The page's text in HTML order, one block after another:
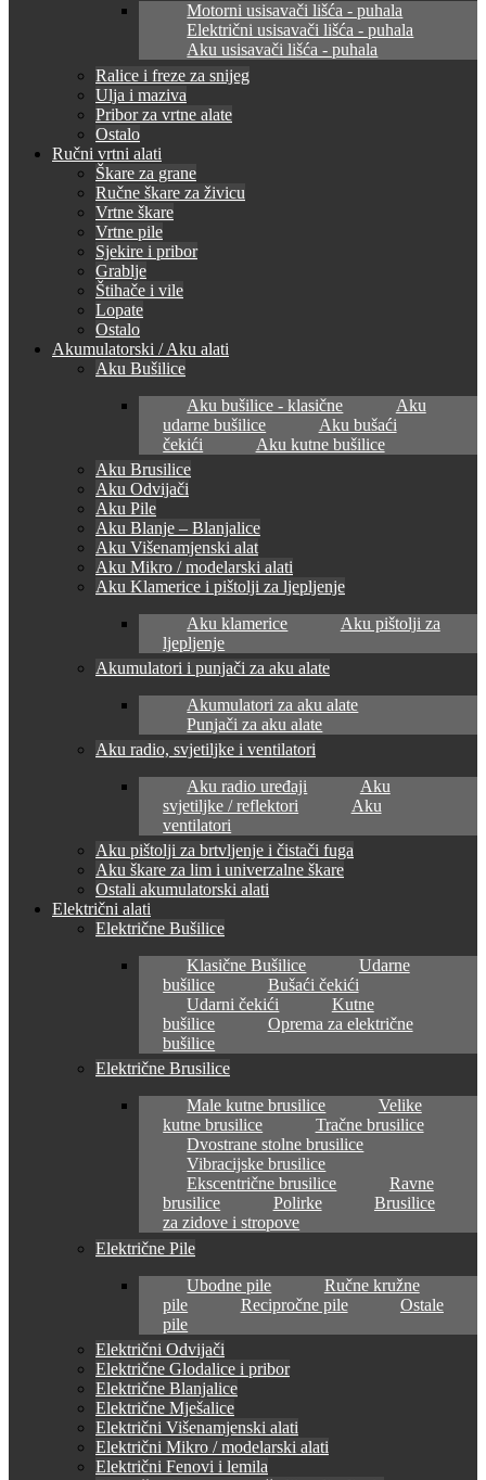
Motorni usisavači lišća - puhala
Električni usisavači lišća - puhala
Aku usisavači lišća - puhala
Ralice i freze za snijeg
Ulja i maziva
Pribor za vrtne alate
Ostalo
Ručni vrtni alati
Škare za grane
Ručne škare za živicu
Vrtne škare
Vrtne pile
Sjekire i pribor
Grablje
Štihače i vile
Lopate
Ostalo
Akumulatorski / Aku alati
Aku Bušilice
Aku bušilice - klasične
Aku
udarne bušilice
Aku bušaći
čekići
Aku kutne bušilice
Aku Brusilice
Aku Odvijači
Aku Pile
Aku Blanje – Blanjalice
Aku Višenamjenski alat
Aku Mikro / modelarski alati
Aku Klamerice i pištolji za ljepljenje
Aku klamerice
Aku pištolji za
ljepljenje
Akumulatori i punjači za aku alate
Akumulatori za aku alate
Punjači za aku alate
Aku radio, svjetiljke i ventilatori
Aku radio uređaji
Aku
svjetiljke / reflektori
Aku
ventilatori
Aku pištolji za brtvljenje i čistači fuga
Aku škare za lim i univerzalne škare
Ostali akumulatorski alati
Električni alati
Električne Bušilice
Klasične Bušilice
Udarne
bušilice
Bušaći čekići
Udarni čekići
Kutne
bušilice
Oprema za električne
bušilice
Električne Brusilice
Male kutne brusilice
Velike
kutne brusilice
Tračne brusilice
Dvostrane stolne brusilice
Vibracijske brusilice
Ekscentrične brusilice
Ravne
brusilice
Polirke
Brusilice
za zidove i stropove
Električne Pile
Ubodne pile
Ručne kružne
pile
Recipročne pile
Ostale
pile
Električni Odvijači
Električne Glodalice i pribor
Električne Blanjalice
Električne Mješalice
Električni Višenamjenski alati
Električni Mikro / modelarski alati
Električni Fenovi i lemila